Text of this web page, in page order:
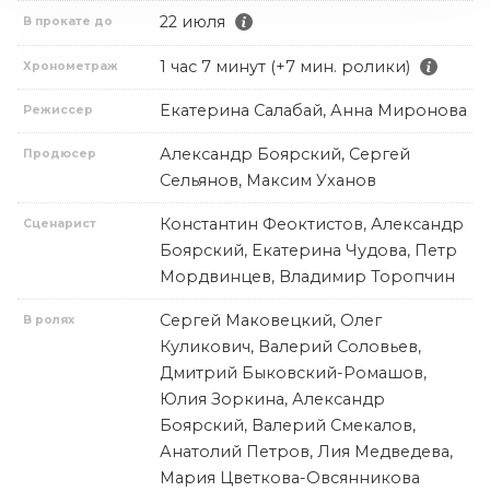
В прокате до 22 июля
Хронометраж 1 час 7 минут (+7 мин. ролики)
Режиссер Екатерина Салабай, Анна Миронова
Продюсер
Александр Боярский, Сергей
Сельянов, Максим Уханов
Сценарист
Константин Феоктистов, Александр
Боярский, Екатерина Чудова, Петр
Мордвинцев, Владимир Торопчин
В ролях
Сергей Маковецкий, Олег
Куликович, Валерий Соловьев,
Дмитрий Быковский-Ромашов,
Юлия Зоркина, Александр
Боярский, Валерий Смекалов,
Анатолий Петров, Лия Медведева,
Мария Цветкова-Овсянникова